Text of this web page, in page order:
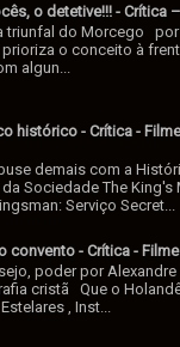
o detetive!!! - Crítica
triunfal do Morcego por
prioriza o conceito à
algun...
histórico - Crítica -
demais com a
Sociedade The King's
Serviço Secret...
convento - Crítica -
poder por Alexandre
cristã Que o
, Inst...